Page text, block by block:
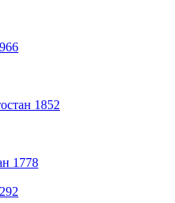
1852
1778
292